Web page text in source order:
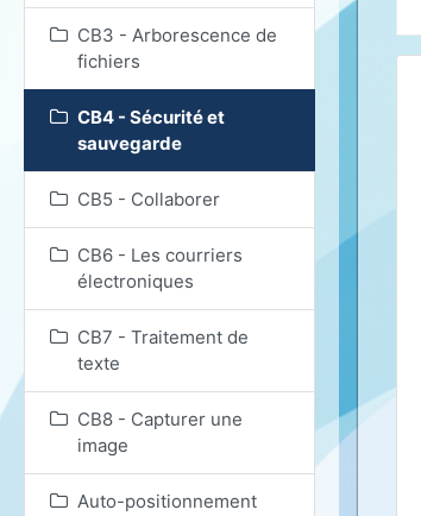
CB3 - Arborescence de
fichiers
CB4 - Sécurité et
sauvegarde
CB5 - Collaborer
CB6 - Les courriers
électroniques
CB7 - Traitement de
texte
CB8 - Capturer une
image
Auto-positionnement